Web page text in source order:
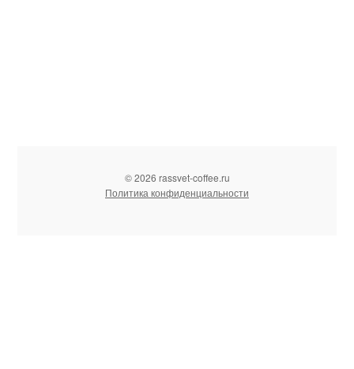
© 2026 rassvet-coffee.ru
Политика конфиденциальности